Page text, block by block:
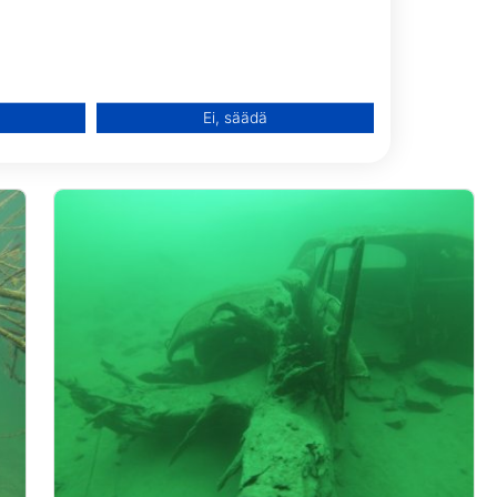
tilastojen tai yhdistelmien
Ei, säädä